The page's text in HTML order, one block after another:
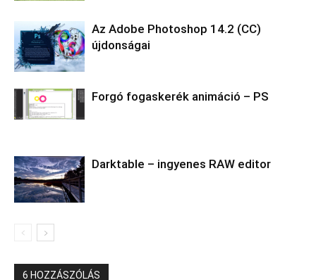
Az Adobe Photoshop 14.2 (CC)
újdonságai
Forgó fogaskerék animáció – PS
Darktable – ingyenes RAW editor
6 HOZZÁSZÓLÁS